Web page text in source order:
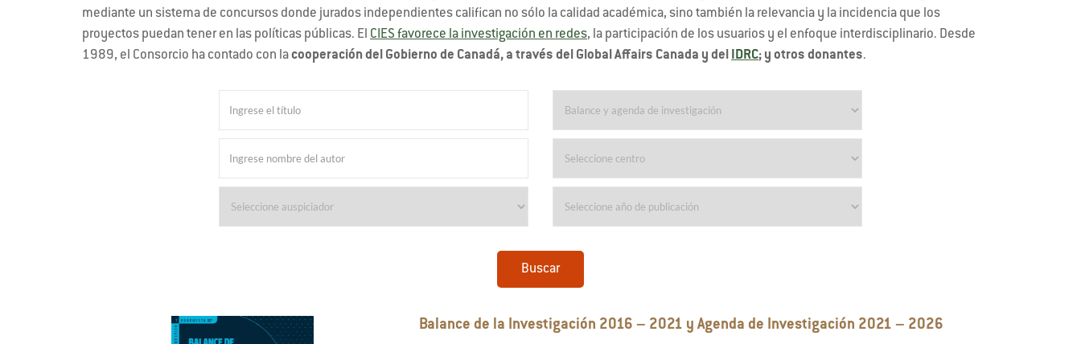
mediante un sistema de concursos donde jurados independientes califican no sólo la calidad académica, sino también la relevancia y la incidencia que los
proyectos puedan tener en las políticas públicas. El CIES favorece la investigación en redes, la participación de los usuarios y el enfoque interdisciplinario. Desde
1989, el Consorcio ha contado con lacooperación del Gobierno de Canadá, a través del Global Affairs Canada y del IDRC; y otros donantes.
Buscar
Balance de la Investigación 2016 – 2021 y Agenda de Investigación 2021 – 2026